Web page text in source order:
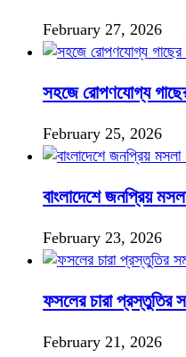
February 27, 2026
সহজে রোপণযোগ্য
February 25, 2026
বাংলাদেশে জনপ্রিয়
February 23, 2026
ফসলের চারা প্রস্তুতির
February 21, 2026